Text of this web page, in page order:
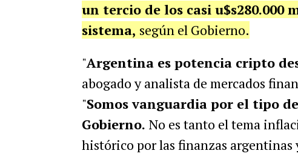
un tercio de los casi
sistema, según el Gobierno.
"Argentina es potencia cripto
abogado y analista de mercados
"Somos vanguardia por el tipo
Gobierno. No es tanto el tema
histórico por las finanzas